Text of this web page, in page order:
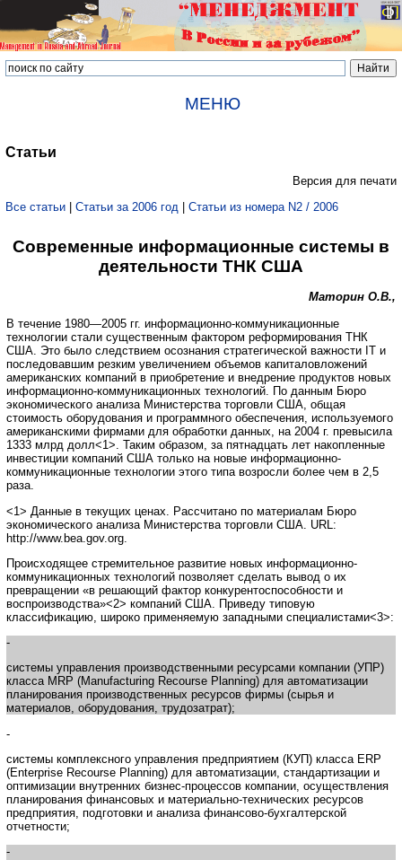
МЕНЮ
Статьи
Версия для печати
Все статьи | Статьи за 2006 год | Статьи из номера N2 / 2006
Современные информационные системы в
деятельности ТНК США
Маторин О.В.,
В течение 1980—2005 гг. информационно-коммуникационные
технологии стали существенным фактором реформирования ТНК
США. Это было следствием осознания стратегической важности IT и
последовавшим резким увеличением объемов капиталовложений
американских компаний в приобретение и внедрение продуктов новых
информационно-коммуникационных технологий. По данным Бюро
экономического анализа Министерства торговли США, общая
стоимость оборудования и программного обеспечения, используемого
американскими фирмами для обработки данных, на 2004 г. превысила
1333 млрд долл<1>. Таким образом, за пятнадцать лет накопленные
инвестиции компаний США только на новые информационно-
коммуникационные технологии этого типа возросли более чем в 2,5
раза.
<1> Данные в текущих ценах. Рассчитано по материалам Бюро
экономического анализа Министерства торговли США. URL:
http://www.bea.gov.org.
Происходящее стремительное развитие новых информационно-
коммуникационных технологий позволяет сделать вывод о их
превращении «в решающий фактор конкурентоспособности и
воспроизводства»<2> компаний США. Приведу типовую
классификацию, широко применяемую западными специалистами<3>:
-
системы управления производственными ресурсами компании (УПР)
класса MRP (Manufacturing Recourse Planning) для автоматизации
планирования производственных ресурсов фирмы (сырья и
материалов, оборудования, трудозатрат);
-
системы комплексного управления предприятием (КУП) класса ERP
(Enterprise Recourse Planning) для автоматизации, стандартизации и
оптимизации внутренних бизнес-процессов компании, осуществления
планирования финансовых и материально-технических ресурсов
предприятия, подготовки и анализа финансово-бухгалтерской
отчетности;
-